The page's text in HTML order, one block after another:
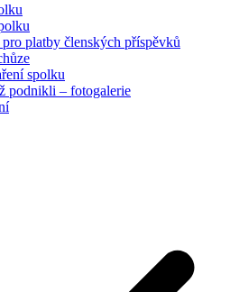
platby členských příspěvků
spolku
podnikli – fotogalerie